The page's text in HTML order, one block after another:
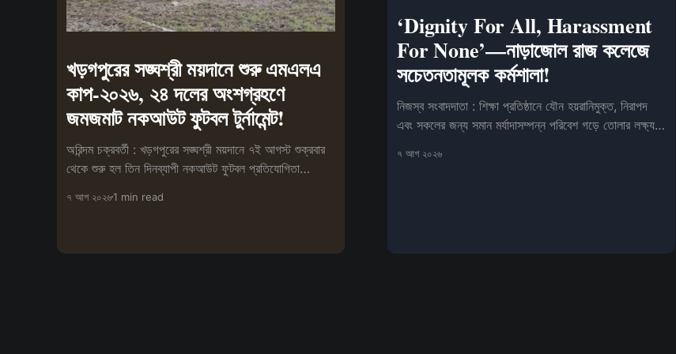
খড়গপুরের সঙ্ঘশ্রী ময়দানে শুরু এমএলএ
কাপ-২০২৬, ২৪ দলের অংশগ্রহণে
জমজমাট নকআউট ফুটবল টুর্নামেন্ট!
অরিন্দম চক্রবর্তী : খড়গপুরের সঙ্ঘশ্রী ময়দানে ৭ই আগস্ট শুক্রবার
থেকে শুরু হল তিন দিনব্যাপী নকআউট ফুটবল প্রতিযোগিতা
৭ আগ ২০২৬1 min read
‘Dignity For All, Harassment
For None’—নাড়াজোল রাজ কলেজে
সচেতনতামূলক কর্মশালা!
নিজস্ব সংবাদদাতা : শিক্ষা প্রতিষ্ঠানে যৌন হয়রানিমুক্ত, নিরাপদ
এবং সকলের জন্য সমান মর্যাদাসম্পন্ন পরিবেশ গড়ে তোলার লক্ষ্য
৭ আগ ২০২৬